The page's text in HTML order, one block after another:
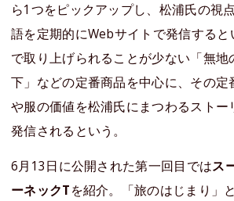
ら1つをピックアップし、松浦氏の視
語を定期的にWebサイトで発信する
で取り上げられることが少ない「無
下」などの定番商品を中心に、その定
や服の価値を松浦氏にまつわるストー
発信されるという。
6月13日に公開された第一回目ではス
ーネックTを紹介。「旅のはじまり」